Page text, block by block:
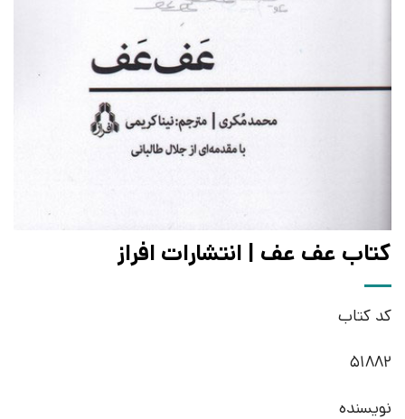
کتاب عف عف | انتشارات افراز
کد کتاب
51882
نویسنده